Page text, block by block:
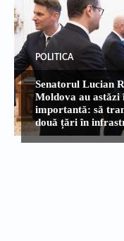
POLITICA
Senatorul Lucian
Moldova au
importantă: să
două țări în